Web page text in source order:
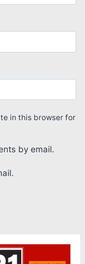
in this browser for
by email.